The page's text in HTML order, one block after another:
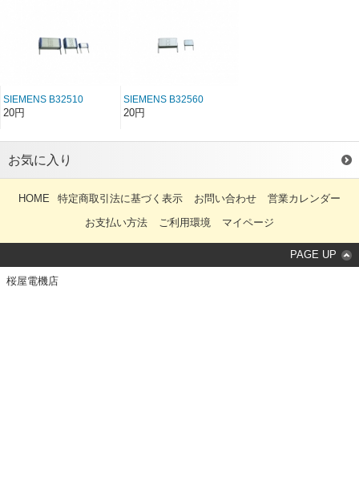
SIEMENS B32510
B32511 B32512 B32513
ルトン 100V 250V 400V
0.001u 0.0015u 0.0033u
0.0068u 0.01u 0.015u
0.033u 0.047u 0.068u
1u 3.3u
20円
SIEMENS B32560
B32561 B32562 スケルト
100V 250V 400V 0.001u
0.033u 0.047u 0.068u
0.47u 0.68u 1u 2.2u
20円
お気に入り
HOME 特定商取引法に基づく表示 お問い合わせ
営業カレンダー
お支払い方法
ご利用環境 マイページ
PAGE UP
桜屋電機店